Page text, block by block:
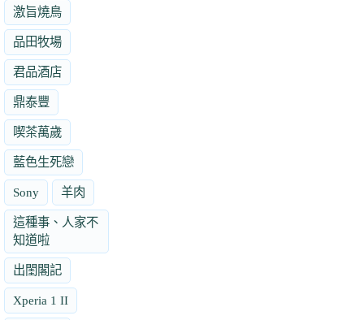
激旨燒鳥
品田牧場
君品酒店
鼎泰豐
喫茶萬歲
藍色生死戀
Sony 羊肉
這種事、人家不
知道啦
出閨閣記
Xperia 1 II